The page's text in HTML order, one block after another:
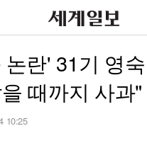
란' 31기 영
때까지 사과"
10:25